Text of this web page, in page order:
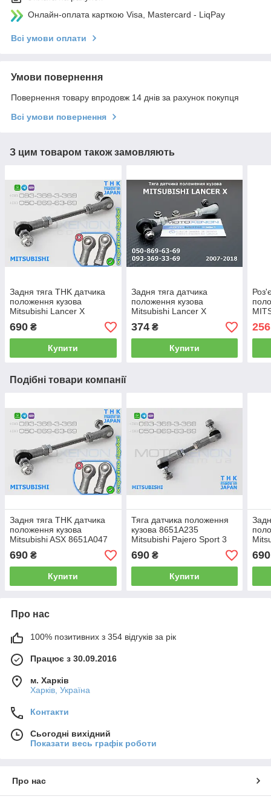
Онлайн-оплата карткою Visa, Mastercard - LiqPay
Всі умови оплати
Умови повернення
Повернення товару впродовж 14 днів за рахунок покупця
Всі умови повернення
З цим товаром також замовляють
Задня тяга THK датчика
положення кузова
Mitsubishi Lancer X
8651A061 тяжка коректора
фар AFS (Японія)
690 ₴
Купити
Задня тяга датчика
положення кузова
Mitsubishi Lancer X
8651A061 тяжка
корректора фар AFS
374₴
Купити
256
Подібні товари компанії
Задня тяга THK датчика
положення кузова
Mitsubishi ASX 8651A047
8651A147 тяжка коректора
фар AFS (Японія)
690 ₴
Купити
Тяга датчика положення
кузова 8651A235
Mitsubishi Pajero Sport 3
фар AFS THK,Японія
690₴
Купити
фар
690
Про нас
100% позитивних з 354 відгуків за рік
Працює з 30.09.2016
м. Харків
Харків, Україна
Контакти
Сьогодні вихідний
Показати весь графік роботи
Про нас